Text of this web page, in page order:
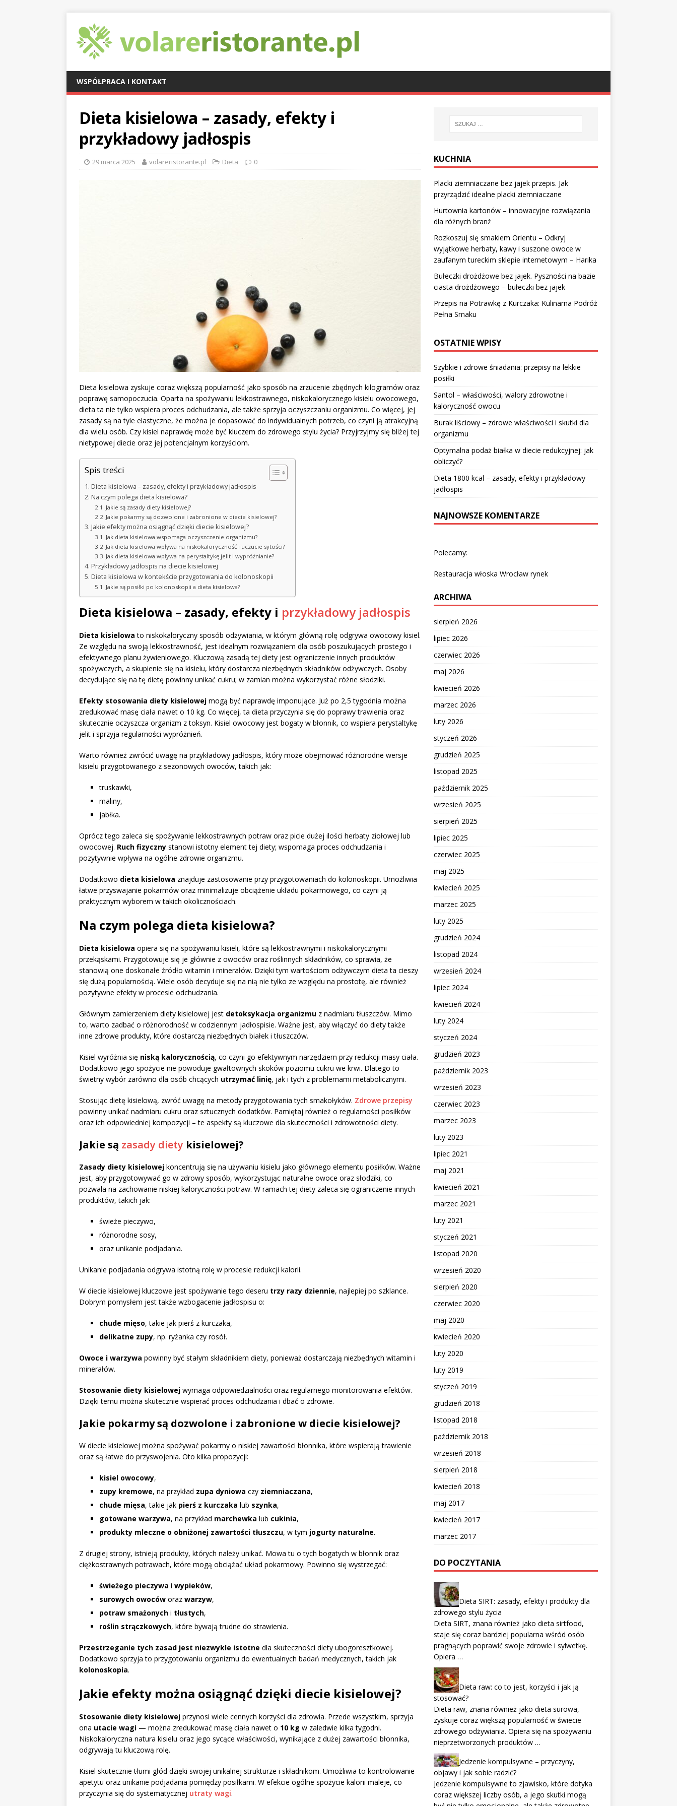
WSPÓŁPRACA I KONTAKT
Dieta kisielowa – zasady, efekty i
przykładowy jadłospis
29 marca 2025 volareristorante.pl Dieta 0
Dieta kisielowa zyskuje coraz większą popularność jako sposób na zrzucenie zbędnych kilogramów oraz
poprawę samopoczucia. Oparta na spożywaniu lekkostrawnego, niskokalorycznego kisielu owocowego,
dieta ta nie tylko wspiera proces odchudzania, ale także sprzyja oczyszczaniu organizmu. Co więcej, jej
zasady są na tyle elastyczne, że można je dopasować do indywidualnych potrzeb, co czyni ją atrakcyjną
dla wielu osób. Czy kisiel naprawdę może być kluczem do zdrowego stylu życia? Przyjrzyjmy się bliżej tej
nietypowej diecie oraz jej potencjalnym korzyściom.
Spis treści
Dieta kisielowa – zasady, efekty i przykładowy jadłospis
Na czym polega dieta kisielowa?
Jakie są zasady diety kisielowej?
Jakie pokarmy są dozwolone i zabronione w diecie kisielowej?
Jakie efekty można osiągnąć dzięki diecie kisielowej?
Jak dieta kisielowa wspomaga oczyszczenie organizmu?
Jak dieta kisielowa wpływa na niskokaloryczność i uczucie sytości?
Jak dieta kisielowa wpływa na perystaltykę jelit i wypróżnianie?
Przykładowy jadłospis na diecie kisielowej
Dieta kisielowa w kontekście przygotowania do kolonoskopii
Jakie są posiłki po kolonoskopii a dieta kisielowa?
Dieta kisielowa – zasady, efekty i przykładowy jadłospis
Dieta kisielowa to niskokaloryczny sposób odżywiania, w którym główną rolę odgrywa owocowy kisiel.
Ze względu na swoją lekkostrawność, jest idealnym rozwiązaniem dla osób poszukujących prostego i
efektywnego planu żywieniowego. Kluczową zasadą tej diety jest ograniczenie innych produktów
spożywczych, a skupienie się na kisielu, który dostarcza niezbędnych składników odżywczych. Osoby
decydujące się na tę dietę powinny unikać cukru; w zamian można wykorzystać różne słodziki.
Efekty stosowania diety kisielowej mogą być naprawdę imponujące. Już po 2,5 tygodnia można
zredukować masę ciała nawet o 10 kg. Co więcej, ta dieta przyczynia się do poprawy trawienia oraz
skutecznie oczyszcza organizm z toksyn. Kisiel owocowy jest bogaty w błonnik, co wspiera perystaltykę
jelit i sprzyja regularności wypróżnień.
Warto również zwrócić uwagę na przykładowy jadłospis, który może obejmować różnorodne wersje
kisielu przygotowanego z sezonowych owoców, takich jak:
truskawki,
maliny,
jabłka.
Oprócz tego zaleca się spożywanie lekkostrawnych potraw oraz picie dużej ilości herbaty ziołowej lub
owocowej. Ruch fizyczny stanowi istotny element tej diety; wspomaga proces odchudzania i
pozytywnie wpływa na ogólne zdrowie organizmu.
Dodatkowo dieta kisielowa znajduje zastosowanie przy przygotowaniach do kolonoskopii. Umożliwia
łatwe przyswajanie pokarmów oraz minimalizuje obciążenie układu pokarmowego, co czyni ją
praktycznym wyborem w takich okolicznościach.
Na czym polega dieta kisielowa?
Dieta kisielowa opiera się na spożywaniu kisieli, które są lekkostrawnymi i niskokalorycznymi
przekąskami. Przygotowuje się je głównie z owoców oraz roślinnych składników, co sprawia, że
stanowią one doskonałe źródło witamin i minerałów. Dzięki tym wartościom odżywczym dieta ta cieszy
się dużą popularnością. Wiele osób decyduje się na nią nie tylko ze względu na prostotę, ale również
pozytywne efekty w procesie odchudzania.
Głównym zamierzeniem diety kisielowej jest detoksykacja organizmu z nadmiaru tłuszczów. Mimo
to, warto zadbać o różnorodność w codziennym jadłospisie. Ważne jest, aby włączyć do diety także
inne zdrowe produkty, które dostarczą niezbędnych białek i tłuszczów.
Kisiel wyróżnia się niską kalorycznością, co czyni go efektywnym narzędziem przy redukcji masy ciała.
Dodatkowo jego spożycie nie powoduje gwałtownych skoków poziomu cukru we krwi. Dlatego to
świetny wybór zarówno dla osób chcących utrzymać linię, jak i tych z problemami metabolicznymi.
Stosując dietę kisielową, zwróć uwagę na metody przygotowania tych smakołyków. Zdrowe przepisy
powinny unikać nadmiaru cukru oraz sztucznych dodatków. Pamiętaj również o regularności posiłków
oraz ich odpowiedniej kompozycji – te aspekty są kluczowe dla skuteczności i zdrowotności diety.
Jakie są zasady diety kisielowej?
Zasady diety kisielowej koncentrują się na używaniu kisielu jako głównego elementu posiłków. Ważne
jest, aby przygotowywać go w zdrowy sposób, wykorzystując naturalne owoce oraz słodziki, co
pozwala na zachowanie niskiej kaloryczności potraw. W ramach tej diety zaleca się ograniczenie innych
produktów, takich jak:
świeże pieczywo,
różnorodne sosy,
oraz unikanie podjadania.
Unikanie podjadania odgrywa istotną rolę w procesie redukcji kalorii.
W diecie kisielowej kluczowe jest spożywanie tego deseru trzy razy dziennie, najlepiej po szklance.
Dobrym pomysłem jest także wzbogacenie jadłospisu o:
chude mięso, takie jak pierś z kurczaka,
delikatne zupy, np. ryżanka czy rosół.
Owoce i warzywa powinny być stałym składnikiem diety, ponieważ dostarczają niezbędnych witamin i
minerałów.
Stosowanie diety kisielowej wymaga odpowiedzialności oraz regularnego monitorowania efektów.
Dzięki temu można skutecznie wspierać proces odchudzania i dbać o zdrowie.
Jakie pokarmy są dozwolone i zabronione w diecie kisielowej?
W diecie kisielowej można spożywać pokarmy o niskiej zawartości błonnika, które wspierają trawienie
oraz są łatwe do przyswojenia. Oto kilka propozycji:
kisiel owocowy,
zupy kremowe, na przykład zupa dyniowa czy ziemniaczana,
chude mięsa, takie jak pierś z kurczaka lub szynka,
gotowane warzywa, na przykład marchewka lub cukinia,
produkty mleczne o obniżonej zawartości tłuszczu, w tym jogurty naturalne.
Z drugiej strony, istnieją produkty, których należy unikać. Mowa tu o tych bogatych w błonnik oraz
ciężkostrawnych potrawach, które mogą obciążać układ pokarmowy. Powinno się wystrzegać:
świeżego pieczywa i wypieków,
surowych owoców oraz warzyw,
potraw smażonych i tłustych,
roślin strączkowych, które bywają trudne do strawienia.
Przestrzeganie tych zasad jest niezwykle istotne dla skuteczności diety ubogoresztkowej.
Dodatkowo sprzyja to przygotowaniu organizmu do ewentualnych badań medycznych, takich jak
kolonoskopia.
Jakie efekty można osiągnąć dzięki diecie kisielowej?
Stosowanie diety kisielowej przynosi wiele cennych korzyści dla zdrowia. Przede wszystkim, sprzyja
ona utacie wagi — można zredukować masę ciała nawet o 10 kg w zaledwie kilka tygodni.
Niskokaloryczna natura kisielu oraz jego sycące właściwości, wynikające z dużej zawartości błonnika,
odgrywają tu kluczową rolę.
Kisiel skutecznie tłumi głód dzięki swojej unikalnej strukturze i składnikom. Umożliwia to kontrolowanie
apetytu oraz unikanie podjadania pomiędzy posiłkami. W efekcie ogólne spożycie kalorii maleje, co
przyczynia się do systematycznej utraty wagi.
KUCHNIA
Placki ziemniaczane bez jajek przepis. Jak
przyrządzić idealne placki ziemniaczane
Hurtownia kartonów – innowacyjne rozwiązania
dla różnych branż
Rozkoszuj się smakiem Orientu – Odkryj
wyjątkowe herbaty, kawy i suszone owoce w
zaufanym tureckim sklepie internetowym – Harika
Bułeczki drożdżowe bez jajek. Pyszności na bazie
ciasta drożdżowego – bułeczki bez jajek
Przepis na Potrawkę z Kurczaka: Kulinarna Podróż
Pełna Smaku
OSTATNIE WPISY
Szybkie i zdrowe śniadania: przepisy na lekkie
posiłki
Santol – właściwości, walory zdrowotne i
kaloryczność owocu
Burak liściowy – zdrowe właściwości i skutki dla
organizmu
Optymalna podaż białka w diecie redukcyjnej: jak
obliczyć?
Dieta 1800 kcal – zasady, efekty i przykładowy
jadłospis
NAJNOWSZE KOMENTARZE
Polecamy:
Restauracja włoska Wrocław rynek
ARCHIWA
sierpień 2026
lipiec 2026
czerwiec 2026
maj 2026
kwiecień 2026
marzec 2026
luty 2026
styczeń 2026
grudzień 2025
listopad 2025
październik 2025
wrzesień 2025
sierpień 2025
lipiec 2025
czerwiec 2025
maj 2025
kwiecień 2025
marzec 2025
luty 2025
grudzień 2024
listopad 2024
wrzesień 2024
lipiec 2024
kwiecień 2024
luty 2024
styczeń 2024
grudzień 2023
październik 2023
wrzesień 2023
czerwiec 2023
marzec 2023
luty 2023
lipiec 2021
maj 2021
kwiecień 2021
marzec 2021
luty 2021
styczeń 2021
listopad 2020
wrzesień 2020
sierpień 2020
czerwiec 2020
maj 2020
kwiecień 2020
luty 2020
luty 2019
styczeń 2019
grudzień 2018
listopad 2018
październik 2018
wrzesień 2018
sierpień 2018
kwiecień 2018
maj 2017
kwiecień 2017
marzec 2017
DO POCZYTANIA
Dieta SIRT: zasady, efekty i produkty dla
zdrowego stylu życia
Dieta SIRT, znana również jako dieta sirtfood,
staje się coraz bardziej popularna wśród osób
pragnących poprawić swoje zdrowie i sylwetkę.
Opiera …
Dieta raw: co to jest, korzyści i jak ją
stosować?
Dieta raw, znana również jako dieta surowa,
zyskuje coraz większą popularność w świecie
zdrowego odżywiania. Opiera się na spożywaniu
nieprzetworzonych produktów …
Jedzenie kompulsywne – przyczyny,
objawy i jak sobie radzić?
Jedzenie kompulsywne to zjawisko, które dotyka
coraz większej liczby osób, a jego skutki mogą